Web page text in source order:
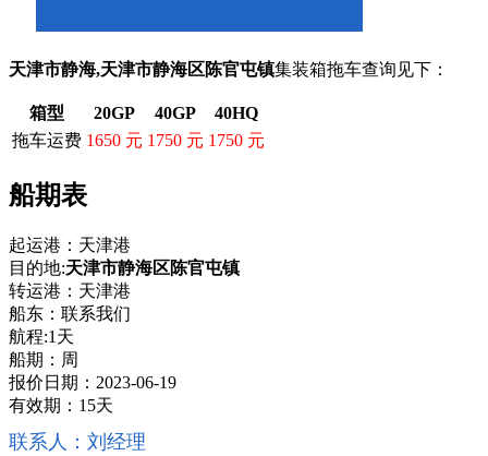
185 1224 3268
天津市静海,天津市静海区陈官屯镇集装箱拖车查询见下：
箱型 20GP 40GP
40HQ
拖车运费 1650 元 1750 元 1750 元
船期表
起运港：天津港
目的地:天津市静海区陈官屯镇
转运港：天津港
船东：联系我们
航程:1天
船期：周
报价日期：2023-06-19
有效期：15天
联系人：刘经理